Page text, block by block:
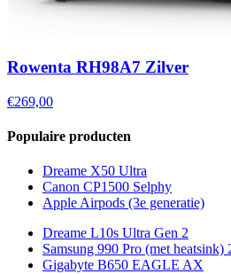
Rowenta RH98A7 Zilver
€269,00
Populaire producten
Dreame X50 Ultra
Canon CP1500 Selphy
Apple Airpods (3e generatie)
Dreame L10s Ultra Gen 2
Samsung 990 Pro (met
Gigabyte B650 EAGLE AX